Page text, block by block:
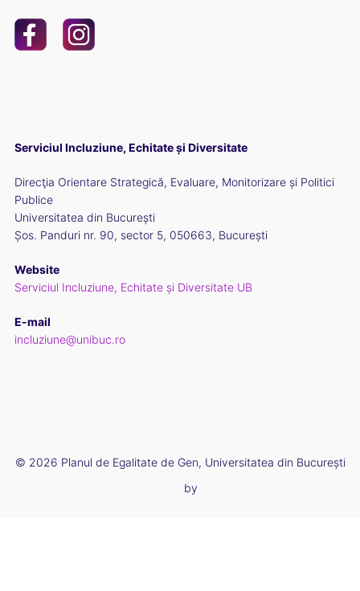
Serviciul Incluziune, Echitate și Diversitate
Direcţia Orientare Strategică, Evaluare, Monitorizare și Politici
Publice
Universitatea din București
Șos. Panduri nr. 90, sector 5, 050663, București
Website
Serviciul Incluziune, Echitate și Diversitate UB
E-mail
incluziune@unibuc.ro
© 2026 Planul de Egalitate de Gen, Universitatea din București
by